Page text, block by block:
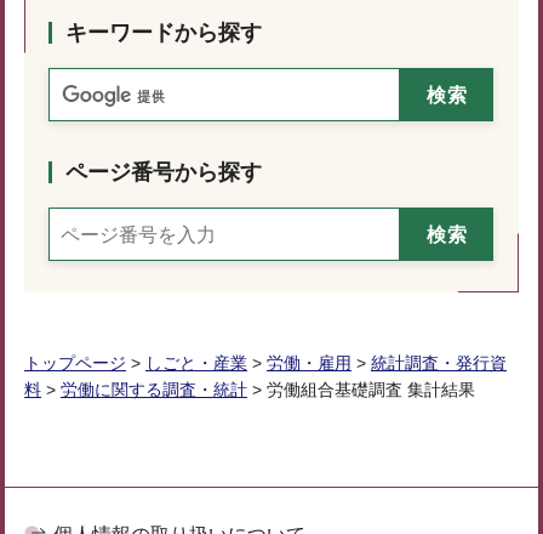
キーワードから探す
ページ番号から探す
トップページ > しごと・産業 > 労働・雇用 > 統計調査・発行資
料 > 労働に関する調査・統計 > 労働組合基礎調査 集計結果